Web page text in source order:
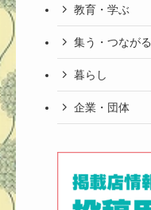
教育・学ぶ
集う・つながる
暮らし
企業・団体